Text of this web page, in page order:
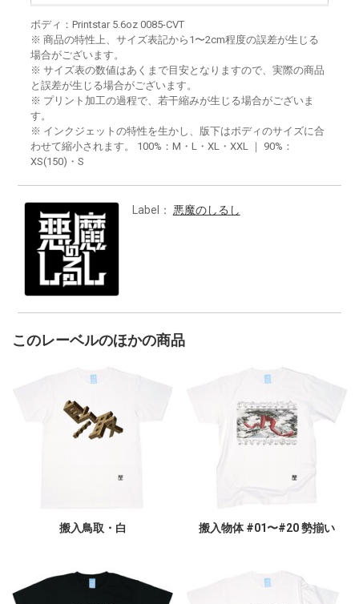
ボディ：Printstar 5.6oz 0085-CVT
※ 商品の特性上、サイズ表記から1〜2cm程度の誤差が生じる
場合がございます。
※ サイズ表の数値はあくまで目安となりますので、実際の商品
と誤差が生じる場合がございます。
※ プリント加工の過程で、若干縮みが生じる場合がございま
す。
※ インクジェットの特性を生かし、版下はボディのサイズに合
わせて縮小されます。 100%：M・L・XL・XXL ｜ 90%：
XS(150)・S
Label： 悪魔のしるし
このレーベルのほかの商品
搬入鳥取・白 搬入物体 #01〜#20 勢揃い